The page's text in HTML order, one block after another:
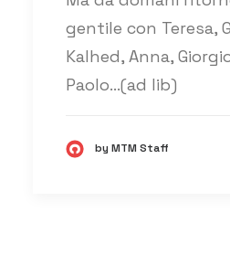
gentile con Teresa,
Kalhed, Anna,
Paolo…(ad lib)
by MTM Staff